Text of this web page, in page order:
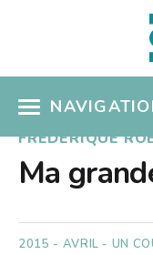
ACCÈS
COUPS DE
FRÉDÉRIQUE
Ma
2015 - AVRIL - UN